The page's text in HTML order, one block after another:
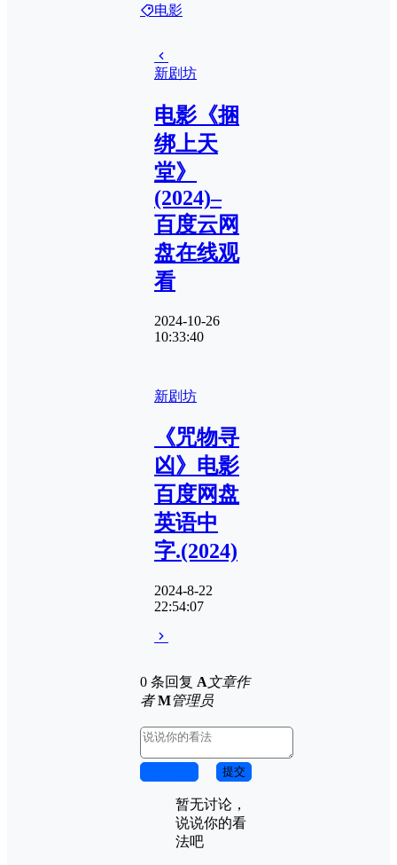
电影
新剧坊
电影《捆
绑上天
堂》
(2024)–
百度云网
盘在线观
看
2024-10-26
10:33:40
新剧坊
《咒物寻
凶》电影
百度网盘
英语中
字.(2024)
2024-8-22
22:54:07
0 条回复 A文章作
者 M管理员
提交
暂无讨论，
说说你的看
法吧